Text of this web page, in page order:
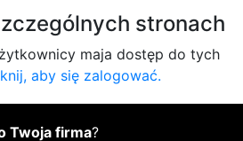
stronach
maja dostęp do tych
aby się zalogować.
Twoja firma?